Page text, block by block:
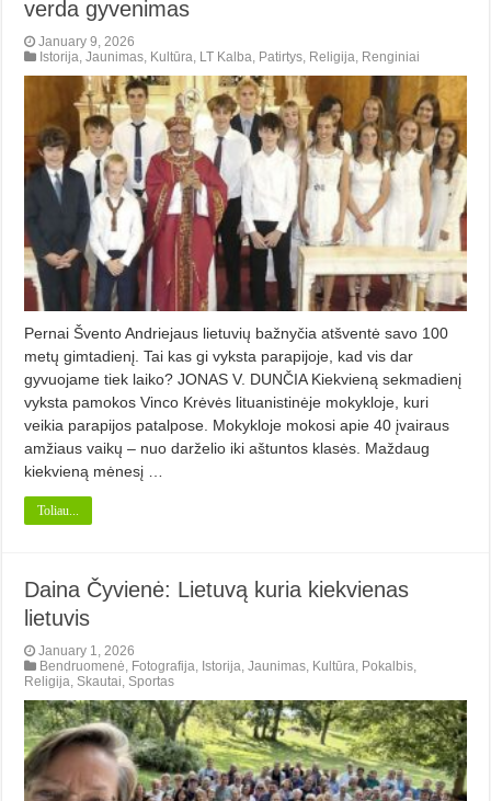
verda gyvenimas
January 9, 2026
Istorija,Jaunimas, Kultūra, LT Kalba, Patirtys, Religija, Renginiai
Pernai Švento Andriejaus lietuvių bažnyčia atšventė savo 100
metų gimtadienį. Tai kas gi vyksta parapijoje, kad vis dar
gyvuojame tiek laiko? JONAS V. DUNČIA Kiekvieną sekmadienį
vyksta pamokos Vinco Krėvės lituanistinėje mokykloje, kuri
veikia parapijos patalpose. Mokykloje mokosi apie 40 įvairaus
amžiaus vaikų – nuo darželio iki aštuntos klasės. Maždaug
kiekvieną mėnesį …
Toliau...
Daina Čyvienė: Lietuvą kuria kiekvienas
lietuvis
January 1, 2026
Bendruomenė, Fotografija, Istorija,Jaunimas, Kultūra, Pokalbis,
Religija, Skautai, Sportas